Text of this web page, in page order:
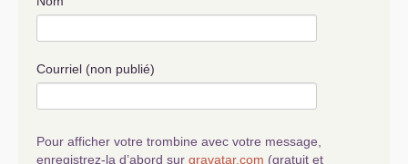
Courriel (non publié)
Pour afficher votre trombine avec votre message,
enregistrez-la d’abord sur gravatar.com (gratuit et